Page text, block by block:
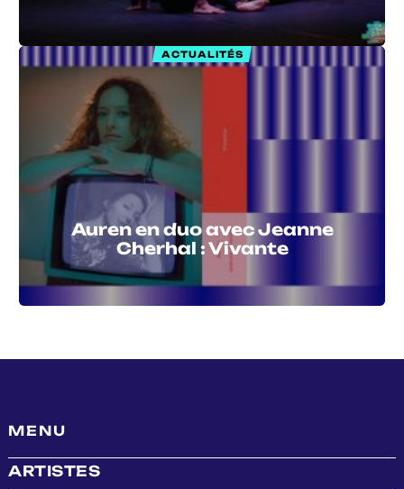
ACTUALITÉS
Auren en duo avec Jeanne
Cherhal : Vivante
MENU
ARTISTES